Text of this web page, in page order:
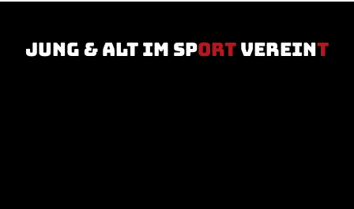
jung & Alt im Sportvereint